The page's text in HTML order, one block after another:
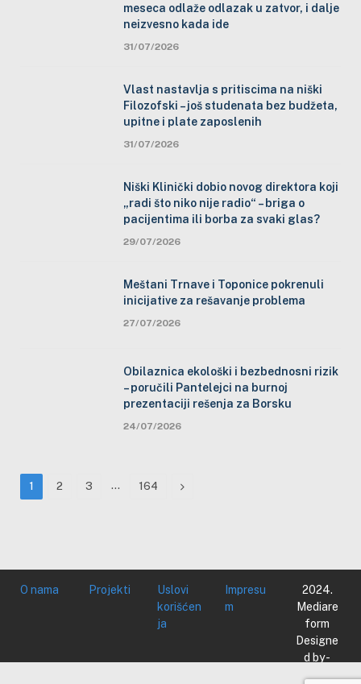
meseca odlaže odlazak u zatvor, i dalje
neizvesno kada ide
31/07/2026
Vlast nastavlja s pritiscima na niški
Filozofski – još studenata bez budžeta,
upitne i plate zaposlenih
31/07/2026
Niški Klinički dobio novog direktora koji
„radi što niko nije radio“ – briga o
pacijentima ili borba za svaki glas?
29/07/2026
Meštani Trnave i Toponice pokrenuli
inicijative za rešavanje problema
27/07/2026
Obilaznica ekološki i bezbednosni rizik
– poručili Pantelejci na burnoj
prezentaciji rešenja za Borsku
24/07/2026
1 2 3 … 164 Next
O nama Projekti
Uslovi
korišćen
ja
Impresu
m
2024.
Mediare
form
Designe
d by -